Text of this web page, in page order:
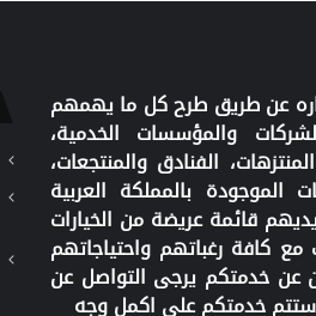
عن طريق طرح كل ما يهمهم
والمؤسسات الخدمية،
الفنادق والمنتجعات،
الموجودة بالمملكة العربية
قائمة عريضة من الخيارات
كافة رغباتهم واحتياجاتهم
عن خدمتكم يرجى التواصل عن
خدمتكم على اكمل وجه